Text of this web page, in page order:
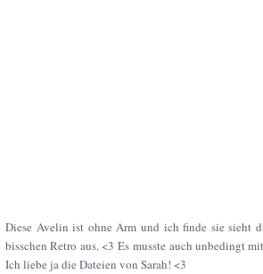
Diese Avelin ist ohne Arm und ich finde sie sieht
bisschen Retro aus. <3 Esmusste auch unbedingt
Ich liebe ja die Dateien von Sarah! <3